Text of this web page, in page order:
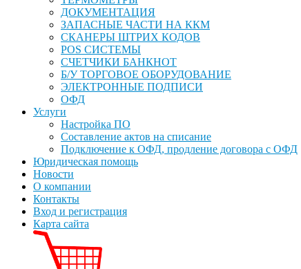
ДОКУМЕНТАЦИЯ
ЗАПАСНЫЕ ЧАСТИ НА ККМ
СКАНЕРЫ ШТРИХ КОДОВ
POS СИСТЕМЫ
СЧЕТЧИКИ БАНКНОТ
Б/У ТОРГОВОЕ ОБОРУДОВАНИЕ
ЭЛЕКТРОННЫЕ ПОДПИСИ
ОФД
Услуги
Настройка ПО
Составление актов на списание
Подключение к ОФД, продление договора с ОФД
Юридическая помощь
Новости
О компании
Контакты
Вход и регистрация
Карта сайта